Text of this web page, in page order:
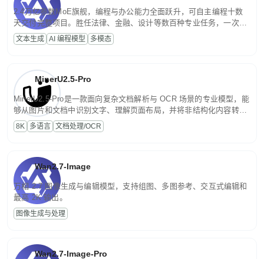
2.4万亿参数MoE旗舰，编程与办公能力全面跃升，可自主编程十数
天交付完整项目。胜任法律、金融、设计等数百种专业任务，一次对
话端到端交付生产级成果。原生视觉理解贯穿规划、执行与验证全流
程，支持超长文档与长视频的深度语义解析。长程任务中自主规划与
文本生成 AI 编程模型 多模态
MinerU2.5-Pro
MinerU2.5-Pro是一款面向复杂文档解析与 OCR 场景的专业模型，能
够从图片和文档中识别文字、理解页面布局，并将非结构化内容转换
为便于存储、检索和二次处理的结构化结果。
8K 多语言 文档处理/OCR
Wan2.7-Image
万相 2.7 图像生成与编辑模型，支持组图、多图参考、交互式编辑和
最高 2K 输出。
图像生成与处理
Wan2.7-Image-Pro